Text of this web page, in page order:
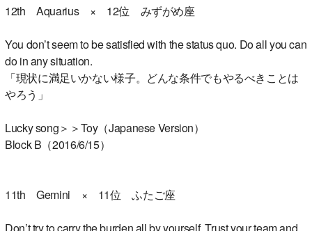
12th Aquarius × 12位 みずがめ座
You don’t seem to be satisfied with the status quo. Do all you can
do in any situation.
「現状に満足いかない様子。どんな条件でもやるべきことは
やろう」
Lucky song＞＞Toy（Japanese Version）
Block B（2016/6/15）
11th Gemini × 11位 ふたご座